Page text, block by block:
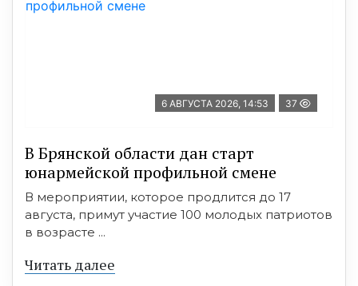
6 АВГУСТА 2026, 14:53 37
В Брянской области дан старт
юнармейской профильной смене
В мероприятии, которое продлится до 17
августа, примут участие 100 молодых патриотов
в возрасте ...
Читать далее